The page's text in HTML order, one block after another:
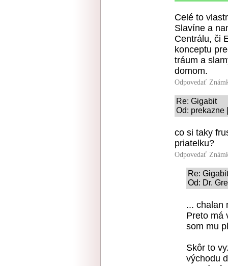
Celé to
Slavíne a
Centrálu, či
konceptu
tráum a
domom.
Odpovedať
Re: Gigabit
Od: prekazne
co si taky
priatelku?
Odpovedať
Re: Gigabit
Od: Dr.
... chalan
Preto má
som mu
Skôr to
východu